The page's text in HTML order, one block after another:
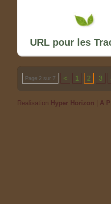
URL pour les
Page 2 sur 7 < 1 2 3
Realisation Hyper Horizon | A